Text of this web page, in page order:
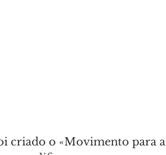
criado o «Movimento para a